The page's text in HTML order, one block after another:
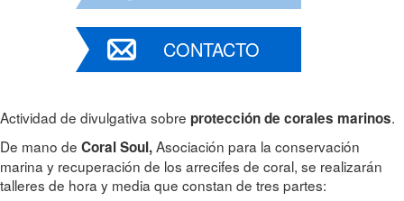
CONTACTO
Actividad de divulgativa sobre protección de corales marinos.
De mano de Coral Soul,Asociación para la conservación
marina y recuperación de los arrecifes de coral, se realizarán
talleres de hora y media que constan de tres partes: